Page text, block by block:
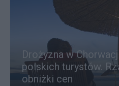
Drożyzna w
polskich turystów.
obniżki cen